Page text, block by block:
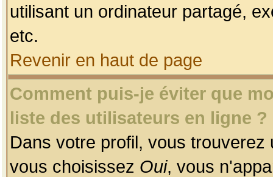
utilisant un ordinateur partagé,
etc.
Revenir en haut de page
Comment puis-je éviter que
liste des utilisateurs en ligne ?
Dans votre profil, vous
vous choisissez Oui, vous